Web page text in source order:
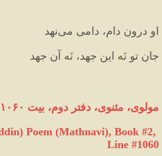
او درونِ دام، دامی می‌‏نهد
جانِ تو نَه این جهد، نَه آن جهد
مولوی، مثنوی، دفتر دوم، بیت ۱۰۶۰
Poem (Mathnavi), Book #2,
Line #1060